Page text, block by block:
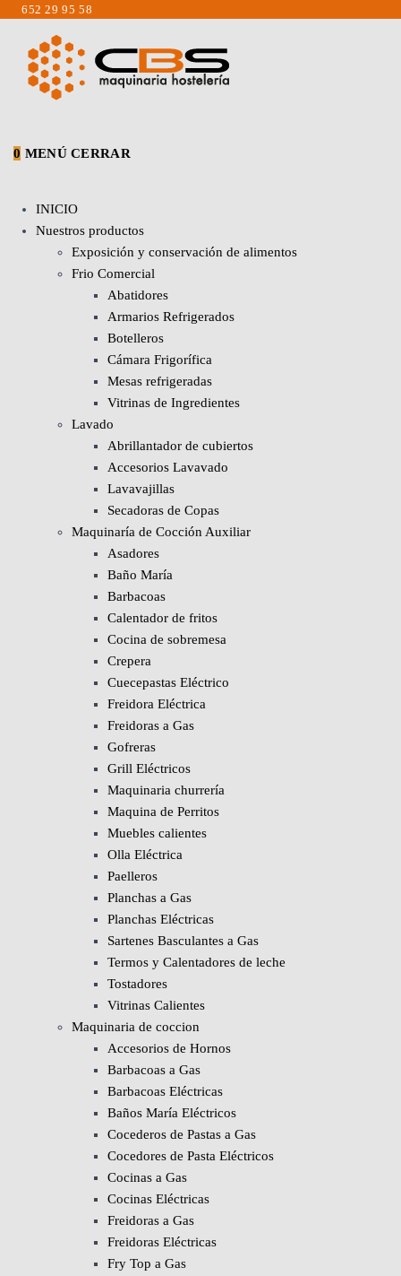
Saltar
contenido
652 29 95 58
0 MENÚ CERRAR
INICIO
Nuestros productos
Exposición y conservación de alimentos
Frio Comercial
Abatidores
Armarios Refrigerados
Botelleros
Cámara Frigorífica
Mesas refrigeradas
Vitrinas de Ingredientes
Lavado
Abrillantador de cubiertos
Accesorios Lavavado
Lavavajillas
Secadoras de Copas
Maquinaría de Cocción Auxiliar
Asadores
Baño María
Barbacoas
Calentador de fritos
Cocina de sobremesa
Crepera
Cuecepastas Eléctrico
Freidora Eléctrica
Freidoras a Gas
Gofreras
Grill Eléctricos
Maquinaria churrería
Maquina de Perritos
Muebles calientes
Olla Eléctrica
Paelleros
Planchas a Gas
Planchas Eléctricas
Sartenes Basculantes a Gas
Termos y Calentadores de leche
Tostadores
Vitrinas Calientes
Maquinaria de coccion
Accesorios de Hornos
Barbacoas a Gas
Barbacoas Eléctricas
Baños María Eléctricos
Cocederos de Pastas a Gas
Cocedores de Pasta Eléctricos
Cocinas a Gas
Cocinas Eléctricas
Freidoras a Gas
Freidoras Eléctricas
Fry Top a Gas